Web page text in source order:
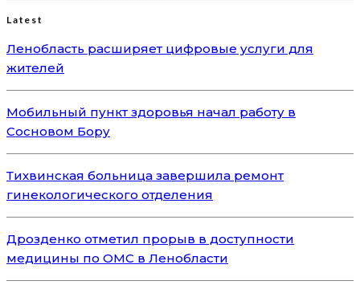
Latest
Ленобласть расширяет цифровые услуги для
жителей
Мобильный пункт здоровья начал работу в
Сосновом Бору
Тихвинская больница завершила ремонт
гинекологического отделения
Дрозденко отметил прорыв в доступности
медицины по ОМС в Ленобласти